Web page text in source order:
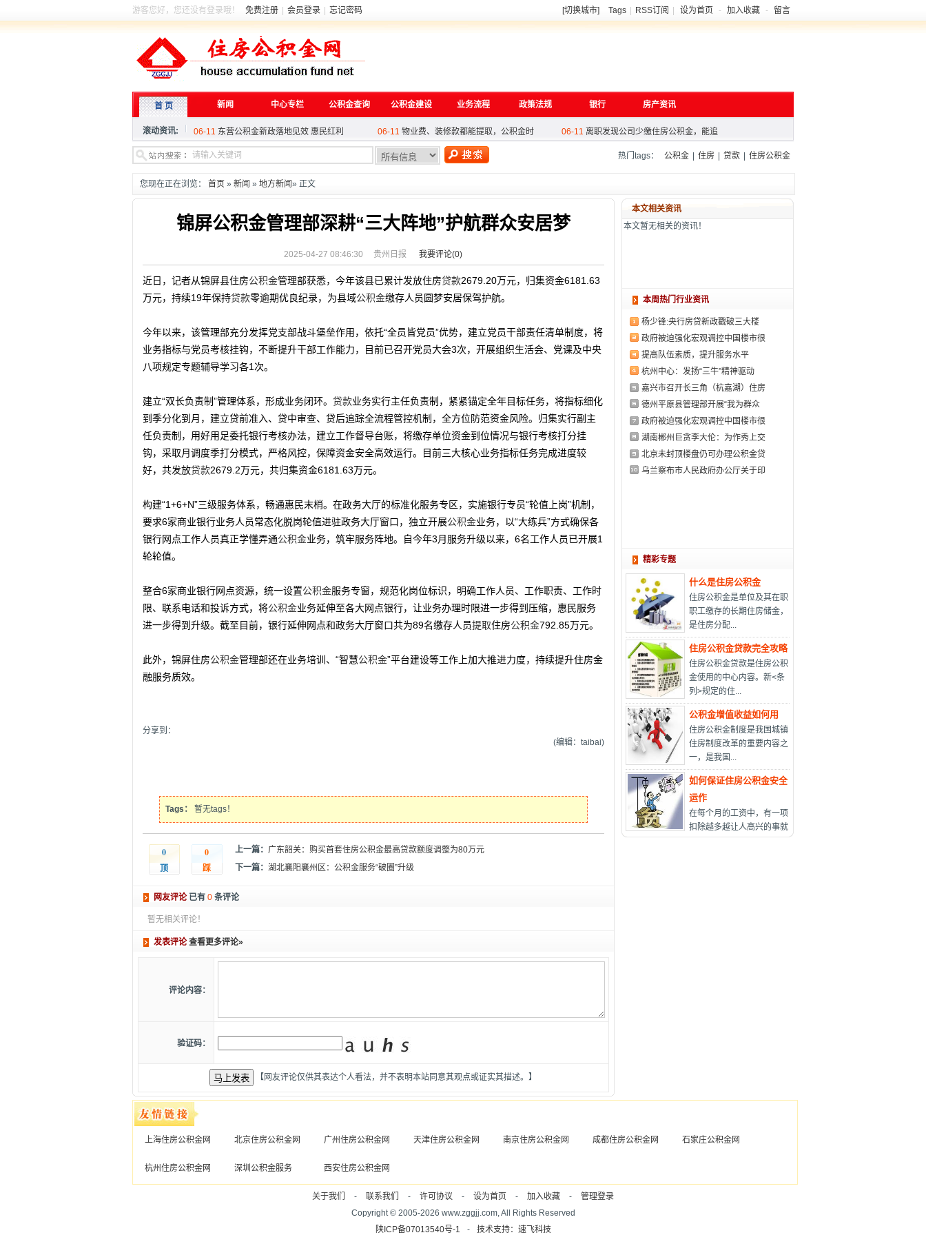
游客您好，您还没有登录哦！ 免费注册 会员登录 忘记密码 [切换城市] Tags RSS订阅 设为首页 - 加入收藏 - 留言
首 页 新闻 中心专栏 公积金查询 公积金建设 业务流程 政策法规 银行 房产资讯
滚动资讯: 06-11 东营公积金新政落地见效 惠民红利 06-11 物业费、装修款都能提取，公积金时 06-11 离职发现公司少缴住房公积金，能追
06-06 住建部就《住房公积金管理条例（修 05-27 酒泉公积金筑牢审核'三道防线',谱 05-25 西安与青海省各城市实现住房公积金
04-27 多地优化调整住房公积金政策 04-27 “一次办、快乐享”！苏州苏锦街道
温州公积金新政落地
06-06 住建部就《住房公积金管理条例（修
热门tags： 公积金 住房 贷款 住房公积金
您现在正在浏览： 首页 » 新闻 » 地方新闻» 正文
锦屏公积金管理部深耕“三大阵地”护航群众安居梦
2025-04-27 08:46:30贵州日报 我要评论(0)
近日，记者从锦屏县住房公积金管理部获悉，今年该县已累计发放住房贷款2679.20万元，归集资金6181.63
万元，持续19年保持贷款零逾期优良纪录，为县域公积金缴存人员圆梦安居保驾护航。
今年以来，该管理部充分发挥党支部战斗堡垒作用，依托“全员皆党员”优势，建立党员干部责任清单制度，将
业务指标与党员考核挂钩，不断提升干部工作能力，目前已召开党员大会3次，开展组织生活会、党课及中央
八项规定专题辅导学习各1次。
建立“双长负责制”管理体系，形成业务闭环。 贷款业务实行主任负责制，紧紧锚定全年目标任务，将指标细化
到季分化到月，建立贷前准入、贷中审查、贷后追踪全流程管控机制，全方位防范资金风险。归集实行副主
任负责制，用好用足委托银行考核办法，建立工作督导台账，将缴存单位资金到位情况与银行考核打分挂
钩，采取月调度季打分模式，严格风控，保障资金安全高效运行。目前三大核心业务指标任务完成进度较
好，共发放贷款2679.2万元，共归集资金6181.63万元。
构建“1+6+N”三级服务体系，畅通惠民末梢。在政务大厅的标准化服务专区，实施银行专员“轮值上岗”机制，
要求6家商业银行业务人员常态化脱岗轮值进驻政务大厅窗口，独立开展公积金业务，以“大练兵”方式确保各
银行网点工作人员真正学懂弄通公积金业务，筑牢服务阵地。自今年3月服务升级以来，6名工作人员已开展1
轮轮值。
整合6家商业银行网点资源，统一设置公积金服务专窗，规范化岗位标识，明确工作人员、工作职责、工作时
限、联系电话和投诉方式，将公积金业务延伸至各大网点银行，让业务办理时限进一步得到压缩，惠民服务
进一步得到升级。截至目前，银行延伸网点和政务大厅窗口共为89名缴存人员提取住房公积金792.85万元。
此外，锦屏住房公积金管理部还在业务培训、“智慧公积金”平台建设等工作上加大推进力度，持续提升住房金
融服务质效。
分享到：
(编辑：taibai)
Tags： 暂无tags！
0
顶
0
踩
上一篇： 广东韶关：购买首套住房公积金最高贷款额度调整为80万元
下一篇： 湖北襄阳襄州区：公积金服务“破圈”升级
网友评论已有 0 条评论
暂无相关评论！
发表评论 查看更多评论»
评论内容：
验证码：
【网友评论仅供其表达个人看法，并不表明本站同意其观点或证实其描述。】
本文相关资讯
本文暂无相关的资讯！
本周热门行业资讯
杨少锋:央行房贷新政戳破三大楼
政府被迫强化宏观调控中国楼市很
提高队伍素质，提升服务水平
杭州中心：发扬“三牛”精神驱动
嘉兴市召开长三角（杭嘉湖）住房
德州平原县管理部开展“我为群众
政府被迫强化宏观调控中国楼市很
湖南郴州巨贪李大伦：为作秀上交
北京未封顶楼盘仍可办理公积金贷
乌兰察布市人民政府办公厅关于印
精彩专题
什么是住房公积金
住房公积金是单位及其在职
职工缴存的长期住房储金，
是住房分配...
住房公积金贷款完全攻略
住房公积金贷款是住房公积
金使用的中心内容。新<条
列>规定的住...
公积金增值收益如何用
住房公积金制度是我国城镇
住房制度改革的重要内容之
一，是我国...
如何保证住房公积金安全
运作
在每个月的工资中，有一项
扣除越多越让人高兴的事就
上海住房公积金网 北京住房公积金网 广州住房公积金网 天津住房公积金网 南京住房公积金网 成都住房公积金网 石家庄公积金网
杭州住房公积金网 深圳公积金服务 西安住房公积金网
关于我们 - 联系我们 - 许可协议 - 设为首页 - 加入收藏 -
管理登录
Copyright © 2005-2026 www.zggjj.com, All Rights Reserved
陕ICP备07013540号-1
- 技术支持：速飞科技